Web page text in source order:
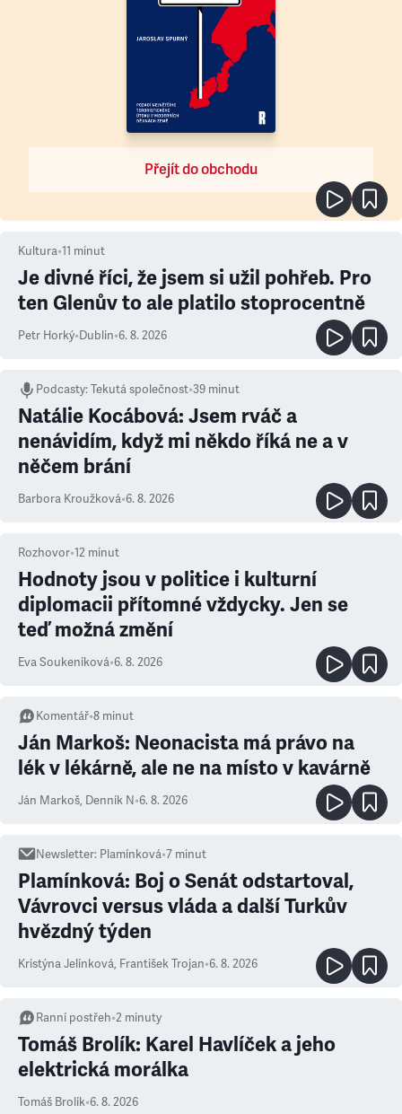
Přejít do obchodu
Kultura•11 minut
Je divné říci, že jsem si užil pohřeb. Pro
ten Glenův to ale platilo stoprocentně
Petr Horký•Dublin•6. 8. 2026
Podcasty:Tekutá společnost•39 minut
Natálie Kocábová: Jsem rváč a
nenávidím, když mi někdo říká ne a v
něčem brání
Barbora Kroužková•6. 8. 2026
Rozhovor•12 minut
Hodnoty jsou v politice i kulturní
diplomacii přítomné vždycky. Jen se
teď možná změní
Eva Soukeníková•6. 8. 2026
Komentář•8 minut
Ján Markoš: Neonacista má právo na
lék v lékárně, ale ne na místo v kavárně
Ján Markoš, Denník N•6. 8. 2026
Newsletter: Plamínková•7 minut
Plamínková: Boj o Senát odstartoval,
Vávrovci versus vláda a další Turkův
hvězdný týden
Kristýna Jelínková, František Trojan•6. 8. 2026
Ranní postřeh•2 minuty
Tomáš Brolík: Karel Havlíček a jeho
elektrická morálka
Tomáš Brolík•6. 8. 2026